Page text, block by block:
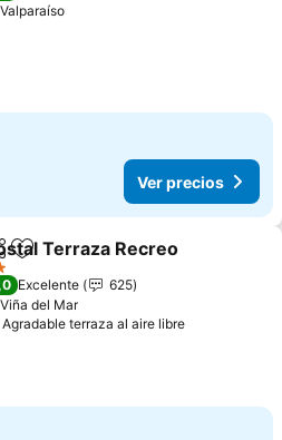
Valparaíso
Ver precios
Agregar a favoritos
Terraza Recreo
Excelente
625
Viña del Mar
Agradable terraza al aire libreVer precios